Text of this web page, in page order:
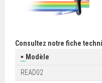
Consultez notre fiche
▪ Modèle
READ02